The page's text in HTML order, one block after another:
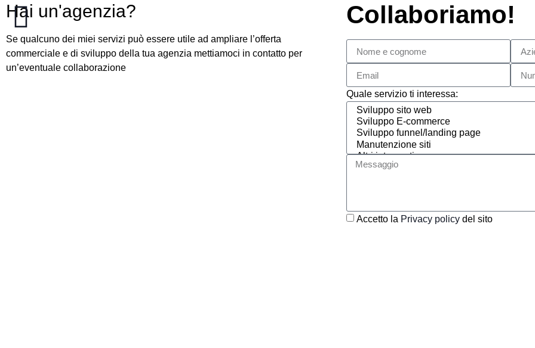
Hai un'agenzia?
Se qualcuno dei miei servizi può essere utile ad ampliare l’offerta
commerciale e di sviluppo della tua agenzia mettiamoci in contatto per
un’eventuale collaborazione
Collaboriamo!
Quale servizio ti interessa:
Accetto la Privacy policy del sito